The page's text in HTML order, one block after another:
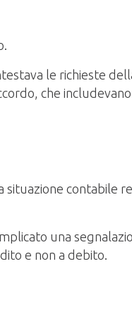
le richieste
che
contabile
una
e non a debito.